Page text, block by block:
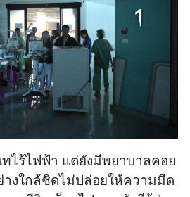
ไร้ไฟฟ้า แต่ยังมีพยาบาลคอย
งใกล้ชิดไม่ปล่อยให้ความมืด